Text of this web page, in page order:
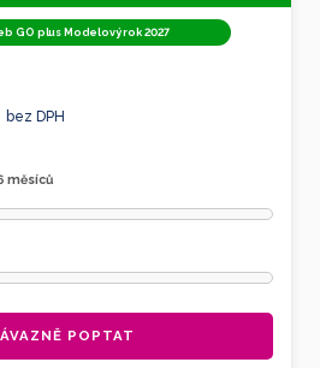
GO plus Modelový rok 2027
bez DPH
měsíců
POPTAT